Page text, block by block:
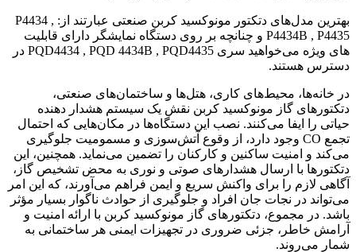
بهترین مدل‌های دتکتور مونوکسید کربن صنعتی عبارتند از: P4434 ,
P4434B , P4435 و چنانچه بر روی دستگاه نمایشگر دارای قابلیت
های ویژه می‌خواهید سری PQD4434 , PQD 4434B , PQD4435 در
دسترس هستند.
در خانه‌ها، محیط‌های کاری، هتل‌ها و ساختمان‌های صنعتی،
دتکتورهای گاز مونوکسید کربن نقش یک سیستم هشدار دهنده
حیاتی را ایفا می‌کنند. نصب این دستگاه‌ها در مکان‌هایی که احتمال
تجمع CO وجود دارد، از وقوع آتش‌سوزی و مسمومیت جلوگیری
می‌کند و امنیت ساکنین و کارکنان را تضمین می‌نماید. همچنین، این
دتکتورها با ارسال هشدارهای صوتی و نوری به محض تشخیص گاز،
آگاهی لازم را برای واکنش سریع و ایمن فراهم می‌آورند، که این امر
می‌تواند در نجات جان افراد و جلوگیری از حوادث ناگوار بسیار مؤثر
باشد. در مجموع، دتکتورهای گاز مونوکسید کربن با ارائه امنیت و
آرامش خاطر، جزئی ضروری در تجهیزات ایمنی هر ساختمانی به
شمار می‌روند.